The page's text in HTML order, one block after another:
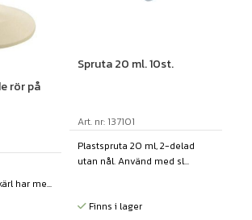
rör på
har me...
Spruta 20 ml. 10st.
Art. nr: 137101
Plastspruta 20 ml, 2-delad
utan nål. Använd med sl...
Finns i lager